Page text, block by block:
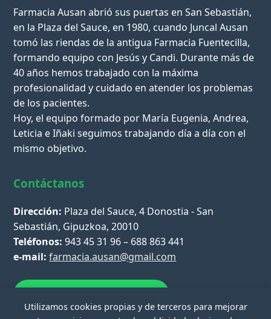
Farmacia Ausan abrió sus puertas en San Sebastián,
en la Plaza del Sauce, en 1980, cuando Juncal Ausan
tomó las riendas de la antigua Farmacia Fuentecilla,
formando equipo con Jesús y Candi. Durante más de
40 años hemos trabajado con la máxima
profesionalidad y cuidado en atender los problemas
de los pacientes.
Hoy, el equipo formado por María Eugenia, Andrea,
Leticia e Iñaki seguimos trabajando día a día con el
mismo objetivo.
Contáctanos
Dirección: Plaza del Sauce, 4 Donostia - San
Sebastián, Gipuzkoa, 20010
Teléfonos: 943 45 31 96 – 688 863 441
e-mail: farmacia.ausan@gmail.com
Utilizamos cookies propias y de terceros para mejorar